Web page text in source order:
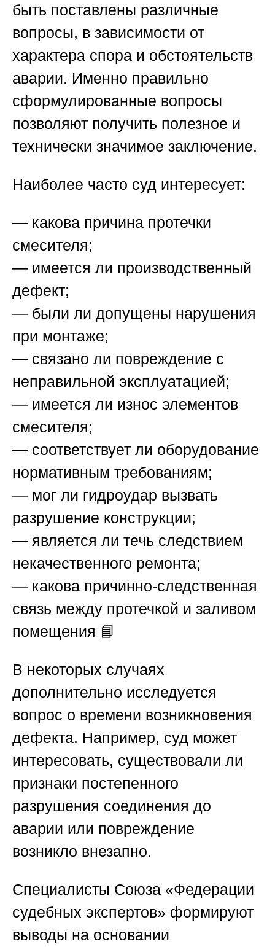
быть поставлены различные
вопросы, в зависимости от
характера спора и обстоятельств
аварии. Именно правильно
сформулированные вопросы
позволяют получить полезное и
технически значимое заключение.
Наиболее часто суд интересует:
— какова причина протечки
смесителя;
— имеется ли производственный
дефект;
— были ли допущены нарушения
при монтаже;
— связано ли повреждение с
неправильной эксплуатацией;
— имеется ли износ элементов
смесителя;
— соответствует ли оборудование
нормативным требованиям;
— мог ли гидроудар вызвать
разрушение конструкции;
— является ли течь следствием
некачественного ремонта;
— какова причинно-следственная
связь между протечкой и заливом
помещения 📘
В некоторых случаях
дополнительно исследуется
вопрос о времени возникновения
дефекта. Например, суд может
интересовать, существовали ли
признаки постепенного
разрушения соединения до
аварии или повреждение
возникло внезапно.
Специалисты Союза «Федерации
судебных экспертов» формируют
выводы на основании